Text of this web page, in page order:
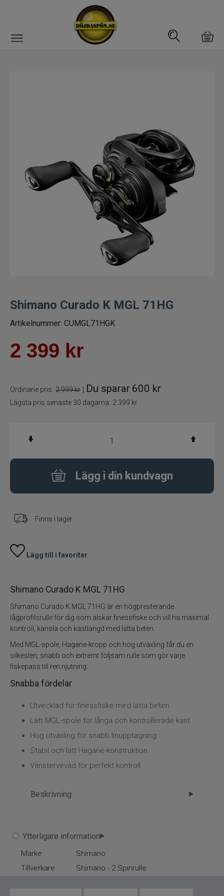
Haspelrulle
Multirulle
Fiskeset
Fiskelinor
Tillbehör
Flugbindning
Flugfiske
Vinterfiske
Kläder
Varumärken
Shimano Curado K MGL 71HG
Artikelnummer: CUMGL71HGK
2 399 kr
Ordinarie pris: 2 999 kr | Du sparar 600 kr
Lägsta pris senaste 30 dagarna: 2 399 kr
Lägg i din kundvagn
Finns i lager
Lägg till i favoriter
Shimano Curado K MGL 71HG
Shimano Curado K MGL 71HG är en högpresterande
lågprofilsrulle för dig som älskar finessfiske och vill ha maximal
kontroll, känsla och kastlängd med lätta beten.
Med MGL-spole, Hagane-kropp och hög utväxling får du en
silkeslen, snabb och extremt följsam rulle som gör varje
fiskepass till ren njutning.
Snabba fördelar
Utvecklad för finessfiske med lätta beten
Lätt MGL-spole för långa och kontrollerade kast
Hög utväxling för snabb linupptagning
Stabil och lätt Hagane-konstruktion
Vänstervevad för perfekt kontroll
Beskrivning
modellen i Curado-serien och utvecklad specifikt
för sportfiskare som vill fiska effektivt med lätta
Ytterligare information
Märke
Shimano
Tillverkare
Shimano - 2.Spinrulle